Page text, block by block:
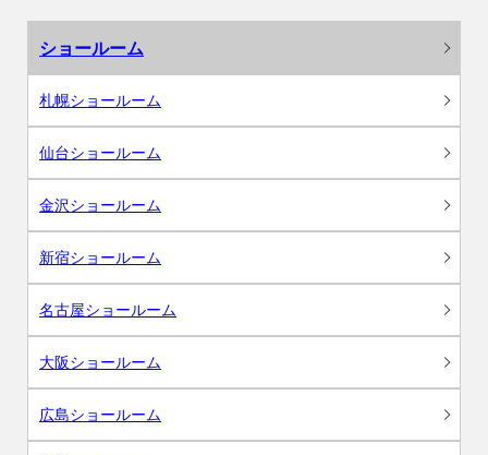
ショールーム
札幌ショールーム
仙台ショールーム
金沢ショールーム
新宿ショールーム
名古屋ショールーム
大阪ショールーム
広島ショールーム